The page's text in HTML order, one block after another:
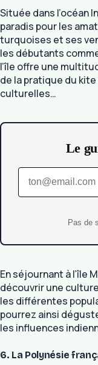
Située dans l’océan
paradis pour les
turquoises et ses
les débutants
l’île offre une
de la pratique du
culturelles…
Le
Pas de
En séjournant à l’île
découvrir une
les différentes
pourrez ainsi
les influences
6. La Polynésie